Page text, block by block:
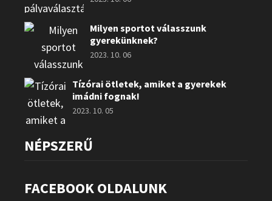
Milyen sportot válasszunk
gyerekünknek?
2023. 10. 06
Tízórai ötletek, amiket a gyerekek
imádni fognak!
2023. 10. 05
NÉPSZERŰ
FACEBOOK OLDALUNK